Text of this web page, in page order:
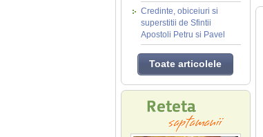
Credinte, obiceiuri si
superstitii de Sfintii
Apostoli Petru si Pavel
Toate articolele